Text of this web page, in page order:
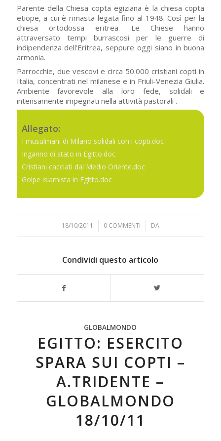
Parente della Chiesa copta egiziana è la chiesa copta
etiope, a cui è rimasta legata fino al 1948. Così per la
chiesa ortodossa eritrea. Le Chiese hanno
attraversato tempi burrascosi per le guerre di
indipendenza dell’Eritrea, seppure oggi siano in buona
armonia.
Parrocchie, due vescovi e circa 50.000 cristiani copti in
Italia, concentrati nel milanese e in Friuli-Venezia Giulia.
Ambiente favorevole alla loro fede, solidali e
intensamente impegnati nella attività pastorali .
Allegato:
I musulmani di Milano solidali con i copti.doc
Inganno di stato in Egitto.doc
Cristiani cacciati dal Medio Oriente.doc
Golpe islamista in Egitto.doc
18/10/2011
/ 0 COMMENTI
/ DA
Condividi questo articolo
GLOBALMONDO
EGITTO: ESERCITO
SPARA SUI COPTI –
A.TRIDENTE –
GLOBALMONDO
18/10/11